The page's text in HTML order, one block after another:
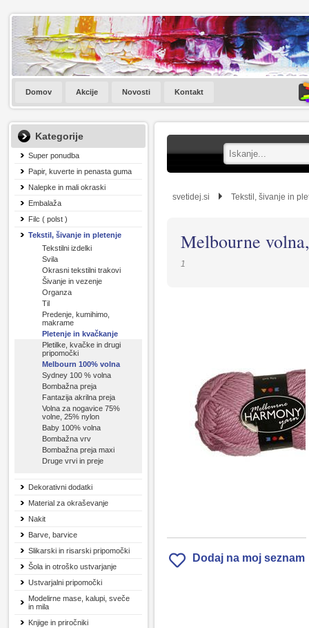
Domov Akcije Novosti Kontakt
Kategorije
Super ponudba
Papir, kuverte in penasta guma
Nalepke in mali okraski
Embalaža
Filc ( polst )
Tekstil, šivanje in pletenje
Tekstilni izdelki
Svila
Okrasni tekstilni trakovi
Šivanje in vezenje
Organza
Til
Predenje, kumihimo,
makrame
Pletenje in kvačkanje
Pletilke, kvačke in drugi
pripomočki
Melbourn 100% volna
Sydney 100 % volna
Bombažna preja
Fantazija akrilna preja
Volna za nogavice 75%
volne, 25% nylon
Baby 100% volna
Bombažna vrv
Bombažna preja maxi
Druge vrvi in preje
Dekorativni dodatki
Material za okraševanje
Nakit
Barve, barvice
Slikarski in risarski pripomočki
Šola in otroško ustvarjanje
Ustvarjalni pripomočki
Modelirne mase, kalupi, sveče
in mila
Knjige in priročniki
svetidej.si Tekstil, šivanje in
Melbourne
1
Dodaj na moj seznam